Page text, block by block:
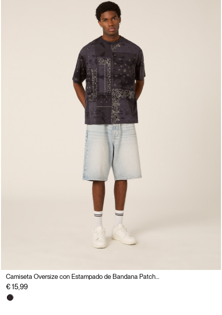
Camiseta Oversize con Estampado de Bandana Patchwork
€ 15,99